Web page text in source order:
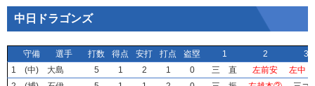
中日ドラゴンズ
守備 選手 打数 得点 安打 打点 盗塁 1 2
3
1
(中) 大島 5 1 2 1 0 三 直 左前安
左中
守備 選手 打数 得点 安打 打点 盗塁 1 2
3
1
(中) 大島 5 1 2 1 0 三 直 左前安
左中
守備 選手 打数 得点 安打 打点 盗塁 1 2
3
1
(中) 大島 5 1 2 1 0 三 直 左前安
左中
守備 選手 打数 得点 安打 打点 盗塁 1 2
3
1
(中) 大島 5 1 2 1 0 三 直 左前安
左中